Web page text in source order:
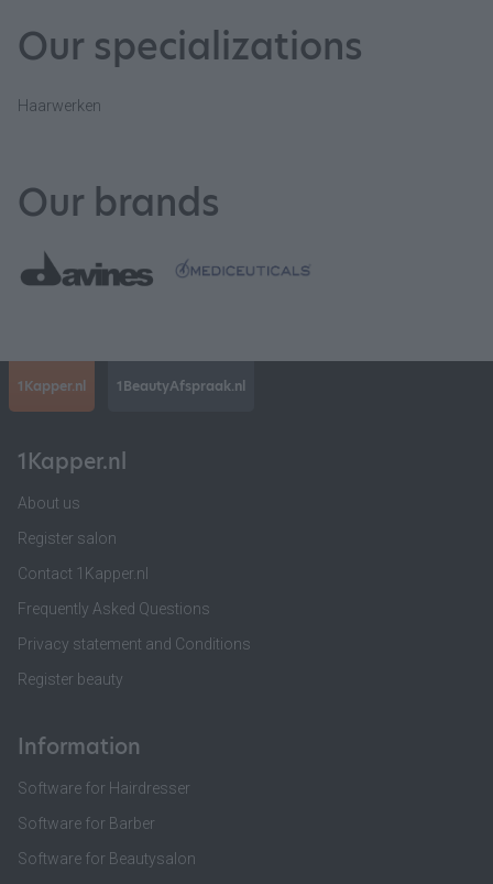
Our specializations
Haarwerken
Our brands
1Kapper.nl 1BeautyAfspraak.nl
1Kapper.nl
About us
Register salon
Contact 1Kapper.nl
Frequently Asked Questions
Privacy statement and Conditions
Register beauty
Information
Software for Hairdresser
Software for Barber
Software for Beautysalon